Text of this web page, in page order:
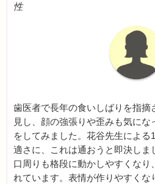
性
歯医者で長年の食いしばりを指摘
見し、顔の強張りや歪みも気に
をしてみました。花谷先生によ
適さに、これは通おうと即決しま
口周りも格段に動かしやすくなり
れています。表情が作りやすくな